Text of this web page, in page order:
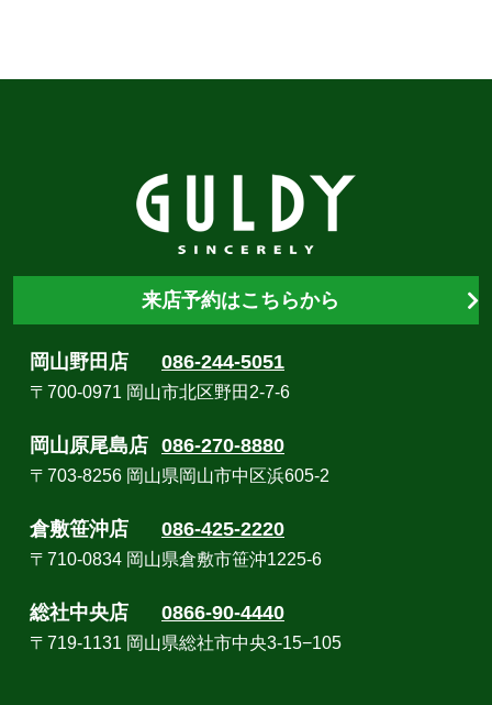
来店予約はこちらから
岡山野田店 086-244-5051
〒700-0971 岡山市北区野田2-7-6
岡山原尾島店 086-270-8880
〒703-8256 岡山県岡山市中区浜605-2
倉敷笹沖店 086-425-2220
〒710-0834 岡山県倉敷市笹沖1225-6
総社中央店 0866-90-4440
〒719-1131 岡山県総社市中央3-15−105